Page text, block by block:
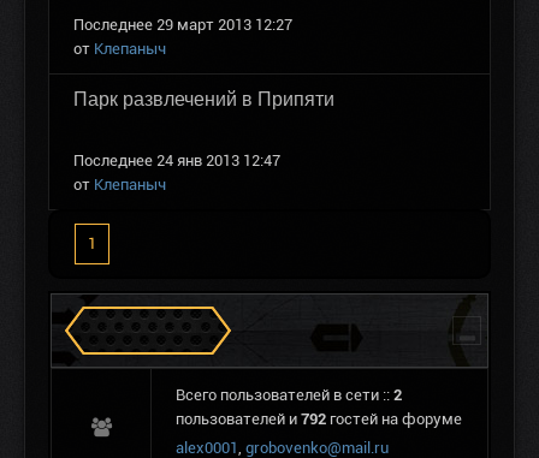
Последнее 29 март 2013 12:27
от Клепаныч
Парк развлечений в Припяти
Последнее 24 янв 2013 12:47
от Клепаныч
1
Сталкеров в Зоне
Всего пользователей в сети :: 2
пользователей и 792 гостей на форуме
alex0001 grobovenko@mail.ru